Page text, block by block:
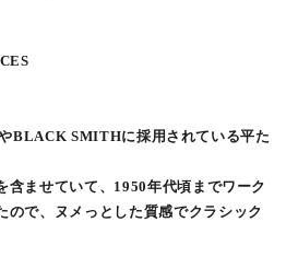
BLACK SMITHに採用されている平た
含ませていて、1950年代頃までワーク
ので、ヌメっとした質感でクラシック